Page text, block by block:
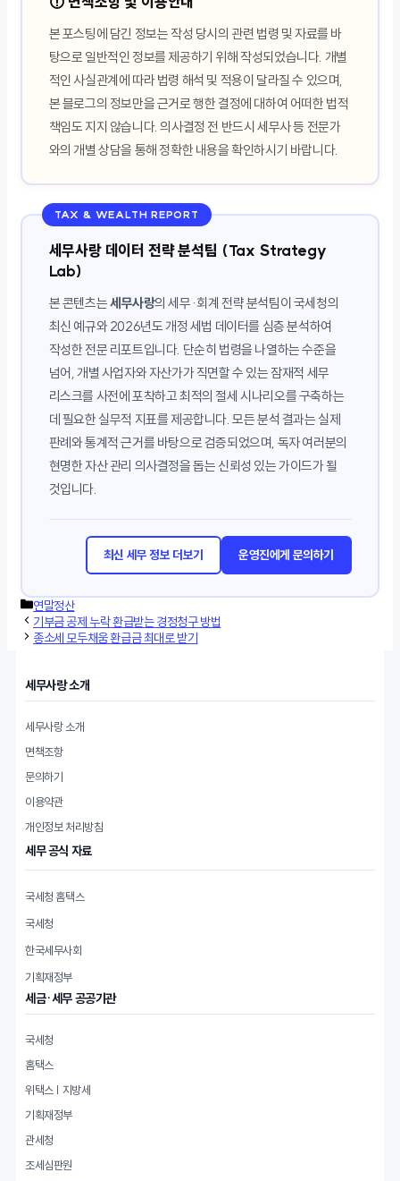
본 포스팅에 담긴 정보는 작성 당시의 관련 법령 및 자료를 바
탕으로 일반적인 정보를 제공하기 위해 작성되었습니다. 개별
적인 사실관계에 따라 법령 해석 및 적용이 달라질 수 있으며,
본 블로그의 정보만을 근거로 행한 결정에 대하여 어떠한 법적
책임도 지지 않습니다. 의사결정 전 반드시 세무사 등 전문가
와의 개별 상담을 통해 정확한 내용을 확인하시기 바랍니다.
TAX & WEALTH REPORT
세무사랑 데이터 전략 분석팀 (Tax Strategy
Lab)
본 콘텐츠는세무사랑의 세무·회계 전략 분석팀이 국세청의
최신 예규와 2026년도 개정 세법 데이터를 심층 분석하여
작성한 전문 리포트입니다. 단순히 법령을 나열하는 수준을
넘어, 개별 사업자와 자산가가 직면할 수 있는 잠재적 세무
리스크를 사전에 포착하고 최적의 절세 시나리오를 구축하는
데 필요한 실무적 지표를 제공합니다. 모든 분석 결과는 실제
판례와 통계적 근거를 바탕으로 검증되었으며, 독자 여러분의
현명한 자산 관리 의사결정을 돕는 신뢰성 있는 가이드가 될
것입니다.
최신 세무 정보 더보기 운영진에게 문의하기
카
테
고
연말정산
기부금 공제 누락 환급받는 경정청구 방법
종소세 모두채움 환급금 최대로 받기
세무사랑 소개
세무사랑 소개
면책조항
문의하기
이용약관
개인정보 처리방침
세무 공식 자료
국세청 홈택스
국세청
한국세무사회
기획재정부
세금·세무 공공기관
국세청
홈택스
위택스 | 지방세
기획재정부
관세청
조세심판원